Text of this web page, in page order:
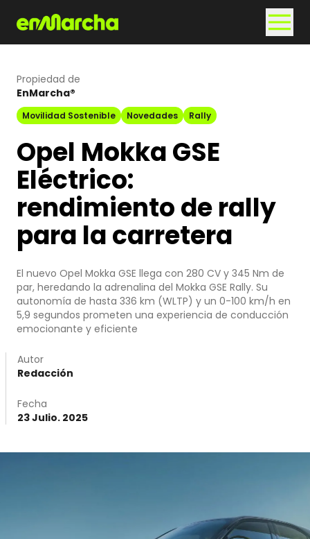
Propiedad de
EnMarcha®
Movilidad Sostenible Novedades Rally
Opel Mokka GSE
Eléctrico:
rendimiento de rally
para la carretera
El nuevo Opel Mokka GSE llega con 280 CV y 345 Nm de
par, heredando la adrenalina del Mokka GSE Rally. Su
autonomía de hasta 336 km (WLTP) y un 0-100 km/h en
5,9 segundos prometen una experiencia de conducción
emocionante y eficiente
Autor
Redacción
Fecha
23 Julio. 2025